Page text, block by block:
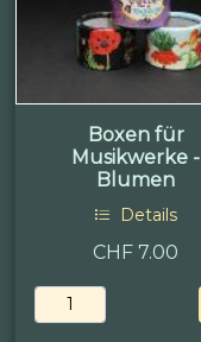
Boxen für
Musikwerke -
Blumen
Details
CHF 7.00